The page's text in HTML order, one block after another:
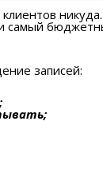
самый
записей: